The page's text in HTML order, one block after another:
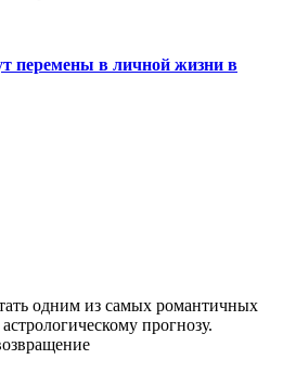
перемены в личной жизни в
одним из самых романтичных
прогнозу.